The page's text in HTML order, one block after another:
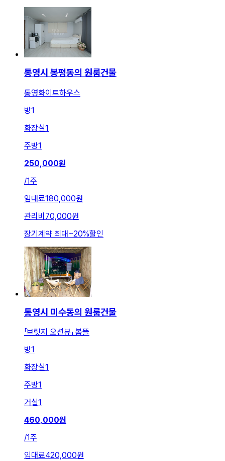
통영시 봉평동의 원룸건물
통영화이트하우스
방1
화장실1
주방1
250,000원
/1주
임대료180,000원
관리비 70,000원
장기계약 최대~20%할인
통영시 미수동의 원룸건물
「브릿지 오션뷰」 봄뜰
방1
화장실1
주방1
거실1
460,000원
/1주
임대료420,000원